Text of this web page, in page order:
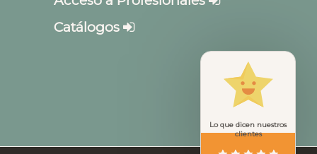
Catálogos
Lo que dicen nuestros
clientes